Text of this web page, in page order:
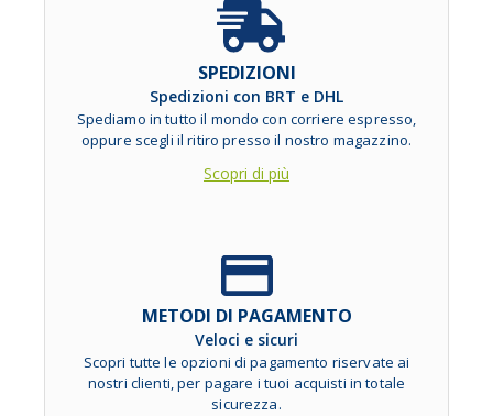
SPEDIZIONI
Spedizioni con BRT e DHL
Spediamo in tutto il mondo con corriere espresso,
oppure scegli il ritiro presso il nostro magazzino.
Scopri di più
METODI DI PAGAMENTO
Veloci e sicuri
Scopri tutte le opzioni di pagamento riservate ai
nostri clienti, per pagare i tuoi acquisti in totale
sicurezza.